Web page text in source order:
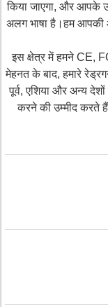
किया जाएगा, और आपके
अलग भाषा है।हम
इस क्षेत्र में हमने CE,
मेहनत के बाद, हमारे
पूर्व, एशिया और अन्य
करने की उम्मीद करते